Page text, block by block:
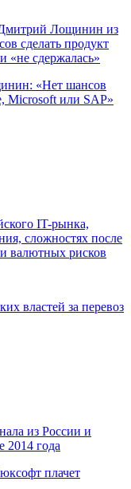
Дмитрий Лощинин из
сделать продукт
«не сдержалась»
«Нет шансов
Microsoft или SAP»
IT-рынка,
сложностях после
валютных рисков
властей за перевоз
из России и
2014 года
плачет